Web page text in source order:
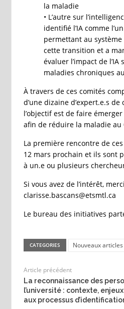
la maladie
• L’autre sur
identifié l’IA comme
permettant au système
cette transition et a
évaluer l’impact de
maladies chroniques
À travers de ces comités
d’une dizaine d’expert.e.s
l’objectif est de faire
afin de réduire la maladie au
La première rencontre de
12 mars prochain et ils sont
à un.e ou plusieurs
Si vous avez de l’intérêt,
clarisse.bascans@etsmtl.ca
Le bureau des initiatives
CATEGORIES Nouveaux articles
Article précédent
La reconnaissance des
l’université : contexte,
aux processus